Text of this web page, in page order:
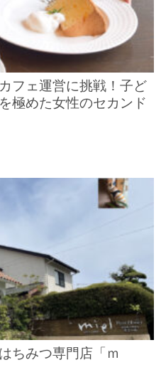
フェ運営に挑戦！子ど
極めた女性のセカンド
ちみつ専門店「ｍ